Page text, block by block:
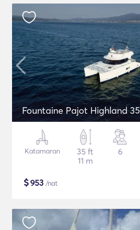
Fountaine Pajot Highland 35
Katamaran
35 ft
11 m
6
$953 /nat